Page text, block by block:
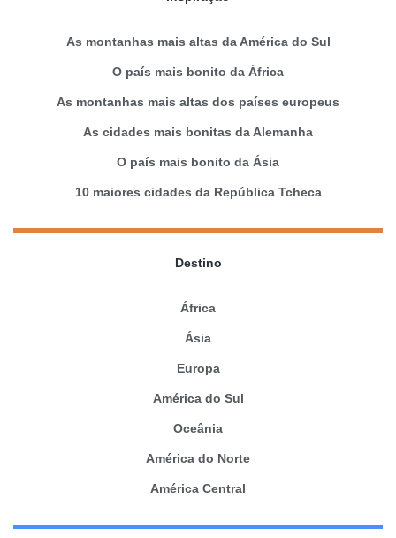
As montanhas mais altas da América do Sul
O país mais bonito da África
As montanhas mais altas dos países europeus
As cidades mais bonitas da Alemanha
O país mais bonito da Ásia
10 maiores cidades da República Tcheca
Destino
África
Ásia
Europa
América do Sul
Oceânia
América do Norte
América Central